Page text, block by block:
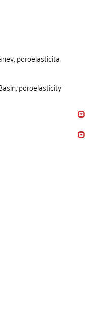
poroelasticita
poroelasticity